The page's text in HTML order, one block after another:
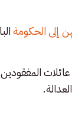
إلى الحكومة